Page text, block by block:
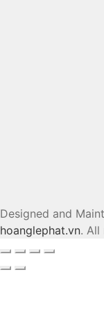
Designed and
hoanglephat.vn. All